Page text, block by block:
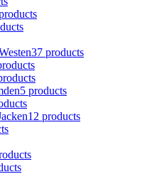
37 products
5 products
12 products